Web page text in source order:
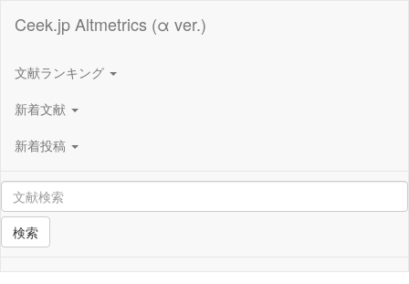
Ceek.jp Altmetrics (α ver.)
文献ランキング
新着文献
新着投稿
検索